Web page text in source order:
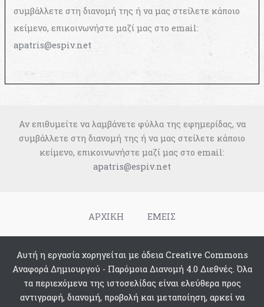
συμβάλλετε στη διανομή της ή να μας στείλετε κάποιο
κείμενο, επικοινωνήστε μαζί μας στο email:
apatris@espiv.net
Αν επιθυμείτε να λαμβάνετε φύλλα της εφημερίδας, να
συμβάλλετε στη διανομή της ή να μας στείλετε κάποιο
κείμενο, επικοινωνήστε μαζί μας στο email:
apatris@espiv.net
ΑΡΧΙΚΗ ΕΜΕΙΣ
Αυτή η εργασία χορηγείται με άδεια Creative Commons
Αναφορά Δημιουργού - Παρόμοια Διανομή 4.0 Διεθνές. Όλα
τα περιεχόμενα της ιστοσελίδας είναι ελεύθερα προς
αντιγραφή, διανομή, προβολή και μεταποίηση, αρκεί να